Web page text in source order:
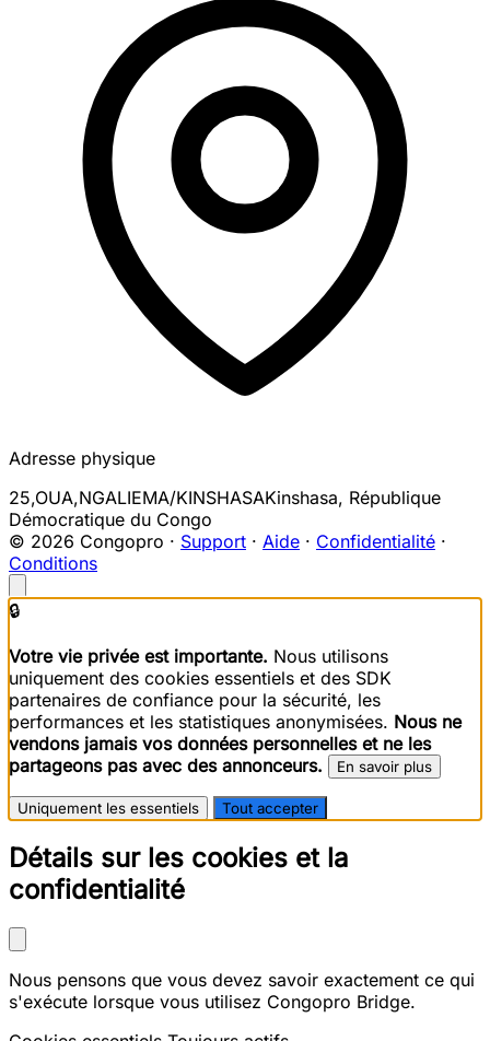
Adresse physique
25,OUA,NGALIEMA/KINSHASAKinshasa, République
Démocratique du Congo
© 2026 Congopro · Support · Aide · Confidentialité ·
Conditions
🔒
Votre vie privée est importante. Nous utilisons
uniquement des cookies essentiels et des SDK
partenaires de confiance pour la sécurité, les
performances et les statistiques anonymisées. Nous ne
vendons jamais vos données personnelles et ne les
partageons pas avec des annonceurs.
En savoir plus
Uniquement les essentiels Tout accepter
Détails sur les cookies et la
confidentialité
Nous pensons que vous devez savoir exactement ce qui
s'exécute lorsque vous utilisez Congopro Bridge.